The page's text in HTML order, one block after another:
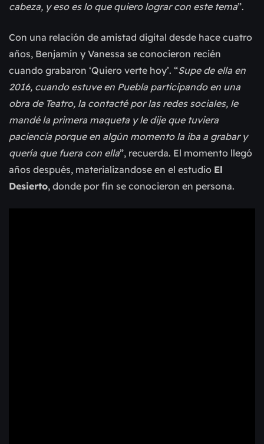
cabeza, y eso es lo que quiero lograr con este tema”.
Con una relación de amistad digital desde hace cuatro
años, Benjamín y Vanessa se conocieron recién
cuando grabaron ‘Quiero verte hoy’. “Supe de ella en
2016, cuando estuve en Puebla participando en una
obra de Teatro, la contacté por las redes sociales, le
mandé la primera maqueta y le dije que tuviera
paciencia porque en algún momento la iba a grabar y
quería que fuera con ella”, recuerda. El momento llegó
años después, materializandose en el estudio El
Desierto, donde por fin se conocieron en persona.